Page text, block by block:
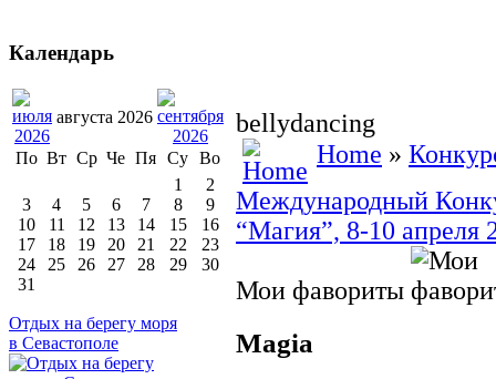
bellydancing
Home »
Международный
“Магия”, 8-10 апреля
Мои фавориты
Magia
Календарь
августа 2026
По Вт Ср Че Пя Су Во
1
2
3
4 5 6 7 8
9
10
11 12 13 14 15
16
17
18 19 20 21 22
23
24
25 26 27 28 29
30
31
Отдых на берегу моря
в Севастополе